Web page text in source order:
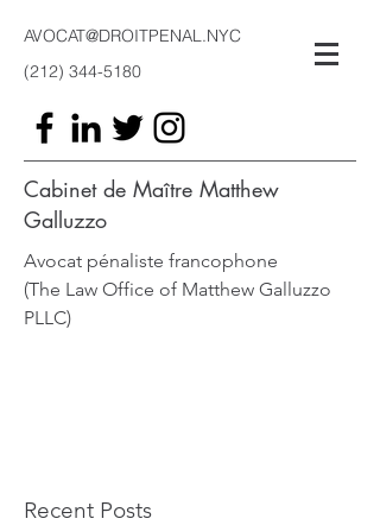
AVOCAT@DROITPENAL.NYC
(212) 344-5180
Cabinet de Maître Matthew
Galluzzo
Avocat pénaliste francophone
(The Law Office of Matthew Galluzzo
PLLC)
Recent Posts